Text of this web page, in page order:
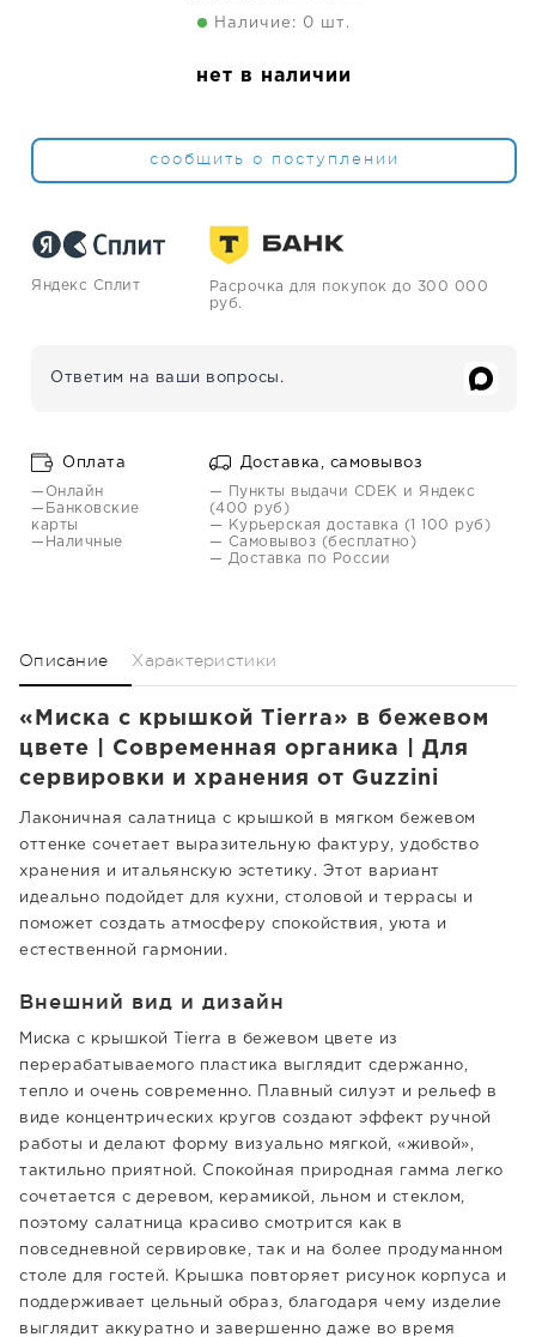
Наличие: 0 шт.
нет в наличии
сообщить о поступлении
Яндекс Сплит
Расрочка для покупок до 300 000
руб.
Ответим на ваши вопросы.
Оплата
—Онлайн
—Банковские
карты
—Наличные
Доставка, самовывоз
— Пункты выдачи CDEK и Яндекс
(400 руб)
— Курьерская доставка (1 100 руб)
— Самовывоз (бесплатно)
— Доставка по России
Описание Характеристики
«Миска с крышкой Tierra» в бежевом
цвете | Современная органика | Для
сервировки и хранения от Guzzini
Лаконичная салатница с крышкой в мягком бежевом
оттенке сочетает выразительную фактуру, удобство
хранения и итальянскую эстетику. Этот вариант
идеально подойдет для кухни, столовой и террасы и
поможет создать атмосферу спокойствия, уюта и
естественной гармонии.
Внешний вид и дизайн
Миска с крышкой Tierra в бежевом цвете из
перерабатываемого пластика выглядит сдержанно,
тепло и очень современно. Плавный силуэт и рельеф в
виде концентрических кругов создают эффект ручной
работы и делают форму визуально мягкой, «живой»,
тактильно приятной. Спокойная природная гамма легко
сочетается с деревом, керамикой, льном и стеклом,
поэтому салатница красиво смотрится как в
повседневной сервировке, так и на более продуманном
столе для гостей. Крышка повторяет рисунок корпуса и
поддерживает цельный образ, благодаря чему изделие
выглядит аккуратно и завершенно даже во время